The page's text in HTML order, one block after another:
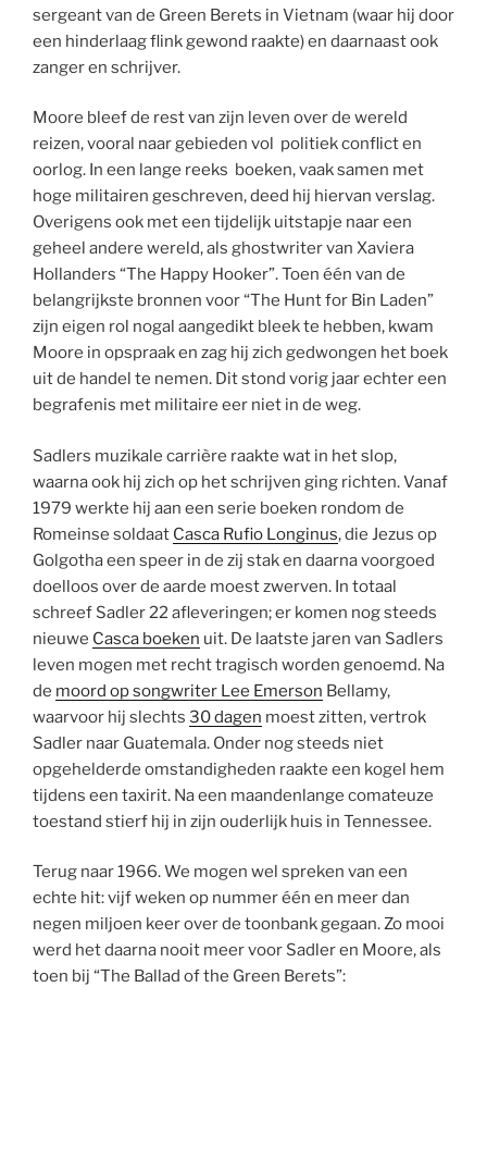
sergeant van de Green Berets in Vietnam (waar hij door
een hinderlaag flink gewond raakte) en daarnaast ook
zanger en schrijver.
Moore bleef de rest van zijn leven over de wereld
reizen, vooral naar gebieden vol politiek conflict en
oorlog. In een lange reeks boeken, vaak samen met
hoge militairen geschreven, deed hij hiervan verslag.
Overigens ook met een tijdelijk uitstapje naar een
geheel andere wereld, als ghostwriter van Xaviera
Hollanders “The Happy Hooker”. Toen één van de
belangrijkste bronnen voor “The Hunt for Bin Laden”
zijn eigen rol nogal aangedikt bleek te hebben, kwam
Moore in opspraak en zag hij zich gedwongen het boek
uit de handel te nemen. Dit stond vorig jaar echter een
begrafenis met militaire eer niet in de weg.
Sadlers muzikale carrière raakte wat in het slop,
waarna ook hij zich op het schrijven ging richten. Vanaf
1979 werkte hij aan een serie boeken rondom de
Romeinse soldaat Casca Rufio Longinus, die Jezus op
Golgotha een speer in de zij stak en daarna voorgoed
doelloos over de aarde moest zwerven. In totaal
schreef Sadler 22 afleveringen; er komen nog steeds
nieuwe Casca boeken uit. De laatste jaren van Sadlers
leven mogen met recht tragisch worden genoemd. Na
de moord op songwriter Lee Emerson Bellamy,
waarvoor hij slechts 30 dagen moest zitten, vertrok
Sadler naar Guatemala. Onder nog steeds niet
opgehelderde omstandigheden raakte een kogel hem
tijdens een taxirit. Na een maandenlange comateuze
toestand stierf hij in zijn ouderlijk huis in Tennessee.
Terug naar 1966. We mogen wel spreken van een
echte hit: vijf weken op nummer één en meer dan
negen miljoen keer over de toonbank gegaan. Zo mooi
werd het daarna nooit meer voor Sadler en Moore, als
toen bij “The Ballad of the Green Berets”: